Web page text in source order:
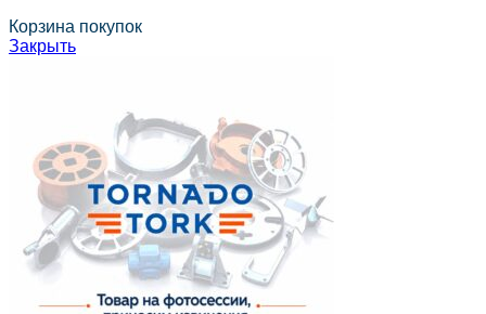
Корзина покупок
Закрыть